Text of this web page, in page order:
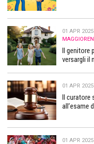
01 APR 2025
Il genitore
versargli il
01 APR 2025
Il curatore
all’esame
01 APR 2025